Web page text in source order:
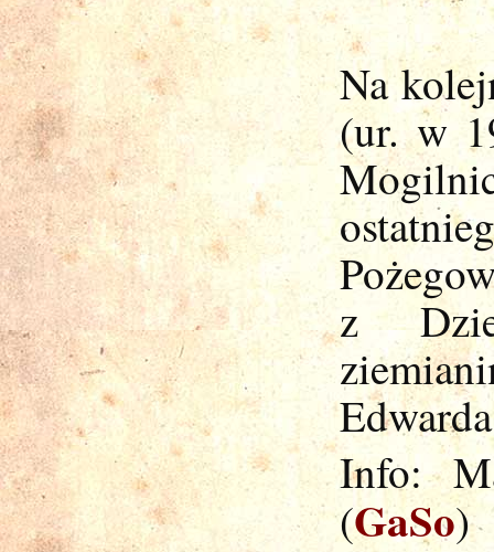
Na
(ur. w
z
Info:
(GaSo)